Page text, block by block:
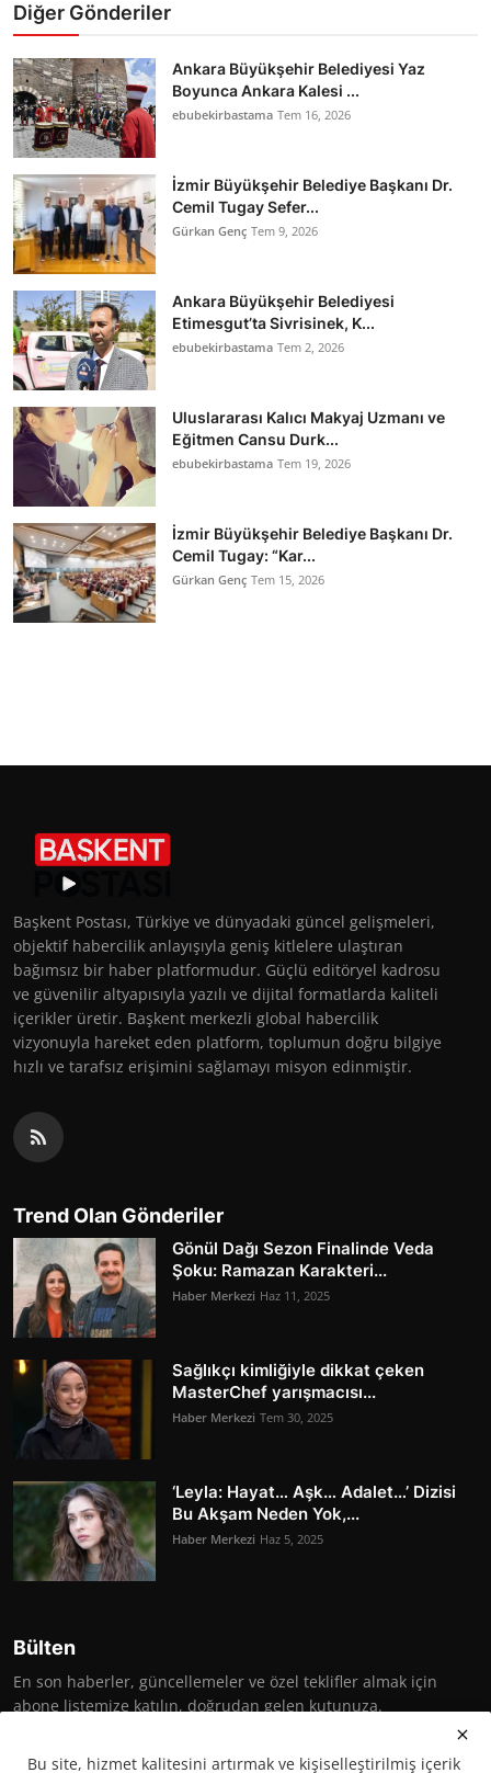
Diğer Gönderiler
Ankara Büyükşehir Belediyesi Yaz
Boyunca Ankara Kalesi ...
ebubekirbastama Tem 16, 2026
İzmir Büyükşehir Belediye Başkanı Dr.
Cemil Tugay Sefer...
Gürkan Genç Tem 9, 2026
Ankara Büyükşehir Belediyesi
Etimesgut’ta Sivrisinek, K...
ebubekirbastama Tem 2, 2026
Uluslararası Kalıcı Makyaj Uzmanı ve
Eğitmen Cansu Durk...
ebubekirbastama Tem 19, 2026
İzmir Büyükşehir Belediye Başkanı Dr.
Cemil Tugay: “Kar...
Gürkan Genç Tem 15, 2026
Başkent Postası, Türkiye ve dünyadaki güncel gelişmeleri,
objektif habercilik anlayışıyla geniş kitlelere ulaştıran
bağımsız bir haber platformudur. Güçlü editöryel kadrosu
ve güvenilir altyapısıyla yazılı ve dijital formatlarda kaliteli
içerikler üretir. Başkent merkezli global habercilik
vizyonuyla hareket eden platform, toplumun doğru bilgiye
hızlı ve tarafsız erişimini sağlamayı misyon edinmiştir.
Trend Olan Gönderiler
Gönül Dağı Sezon Finalinde Veda
Şoku: Ramazan Karakteri...
Haber Merkezi Haz 11, 2025
Sağlıkçı kimliğiyle dikkat çeken
MasterChef yarışmacısı...
Haber Merkezi Tem 30, 2025
‘Leyla: Hayat… Aşk… Adalet…’ Dizisi
Bu Akşam Neden Yok,...
Haber Merkezi Haz 5, 2025
Bülten
En son haberler, güncellemeler ve özel teklifler almak için
abone listemize katılın, doğrudan gelen kutunuza.
Abone Ol
Bu site, hizmet kalitesini artırmak ve kişiselleştirilmiş içerik